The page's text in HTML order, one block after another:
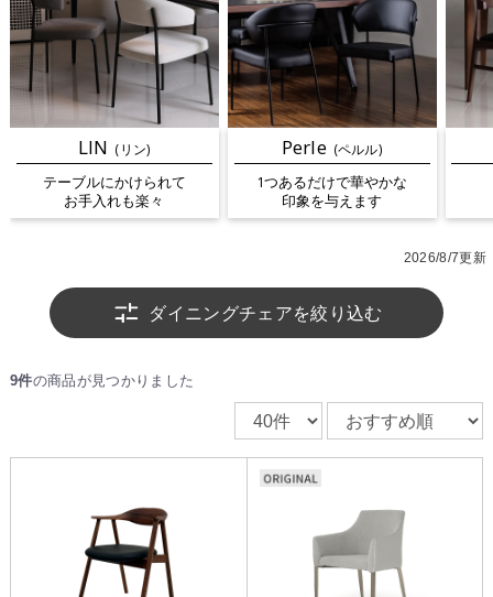
らに最近人気のテーブルにチェアを引っ掛けてお手入れが楽になる
ルンバブルチェアも続々入荷中。多彩なダイニングチェアから、理
想の一脚を見つけてください。
LIN (リン)
テーブルにかけられて
お手入れも楽々
Perle (ペルル)
1つあるだけで華やかな
印象を与えます
2026/8/7更新
ダイニングチェアを絞り込む
9件の商品が見つかりました